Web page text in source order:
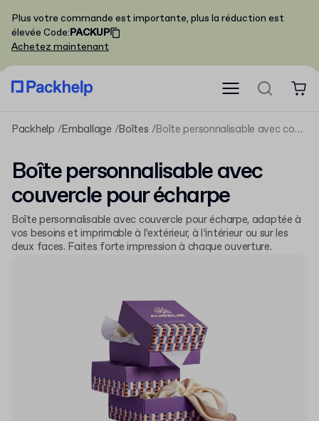
Plus votre commande est importante, plus la réduction est
élevée Code:PACKUP
Achetez maintenant
Packhelp Emballage Boîtes Boîte personnalisable avec couvercle pour écharpe
Boîte personnalisable avec
couvercle pour écharpe
Boîte personnalisable avec couvercle pour écharpe, adaptée à
vos besoins et imprimable à l’extérieur, à l’intérieur ou sur les
deux faces. Faites forte impression à chaque ouverture.